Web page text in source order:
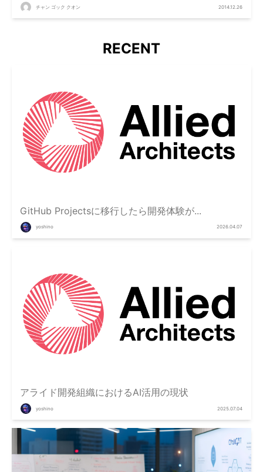
チャン ゴック クオン 2014.12.26
RECENT
GitHub Projectsに移行したら開発体験が...
yoshino 2026.04.07
アライド開発組織におけるAI活用の現状
yoshino 2025.07.04